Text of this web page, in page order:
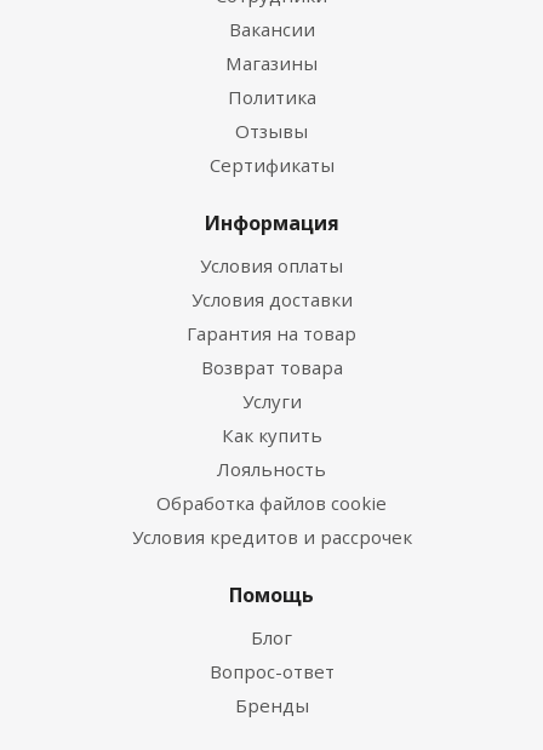
Вакансии
Магазины
Политика
Отзывы
Сертификаты
Информация
Условия оплаты
Условия доставки
Гарантия на товар
Возврат товара
Услуги
Как купить
Лояльность
Обработка файлов cookie
Условия кредитов и рассрочек
Помощь
Блог
Вопрос-ответ
Бренды